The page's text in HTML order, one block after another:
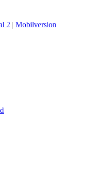
2 | Mobilversion